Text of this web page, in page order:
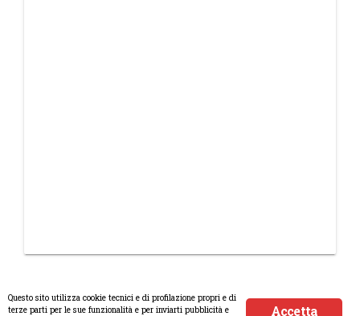
Accetta
Questo sito utilizza cookie tecnici e di profilazione propri e di
terze parti per le sue funzionalità e per inviarti pubblicità e